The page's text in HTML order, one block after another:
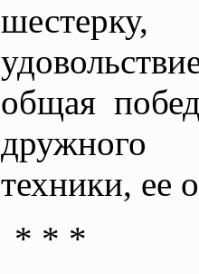
общая
техники, ее
* * *